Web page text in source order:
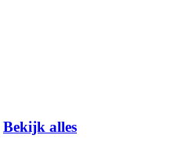
Bekijk alles